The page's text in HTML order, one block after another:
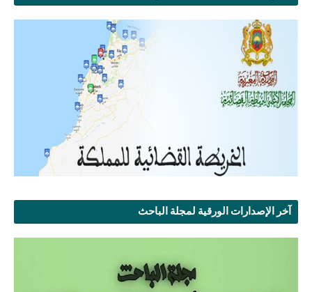
آخر الإصدارات الورقية لمجلة الباحث